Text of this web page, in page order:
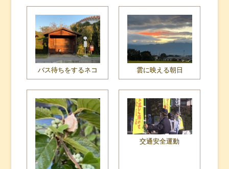
バス待ちをするネコ 雲に映える朝日
交通安全運動